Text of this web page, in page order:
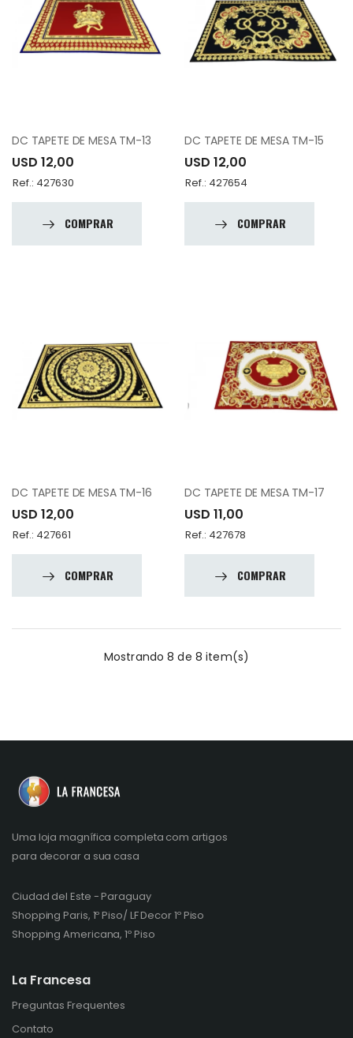
DC TAPETE DE MESA TM-13
USD 12,00
Ref.: 427630
COMPRAR
DC TAPETE DE MESA TM-15
USD 12,00
Ref.: 427654
COMPRAR
DC TAPETE DE MESA TM-16
USD 12,00
Ref.: 427661
COMPRAR
DC TAPETE DE MESA TM-17
USD 11,00
Ref.: 427678
COMPRAR
Mostrando 8 de 8 item(s)
Uma loja magnífica completa com artigos
para decorar a sua casa
Ciudad del Este - Paraguay
Shopping Paris, 1º Piso/ LF Decor 1º Piso
Shopping Americana, 1º Piso
La Francesa
Preguntas Frequentes
Contato